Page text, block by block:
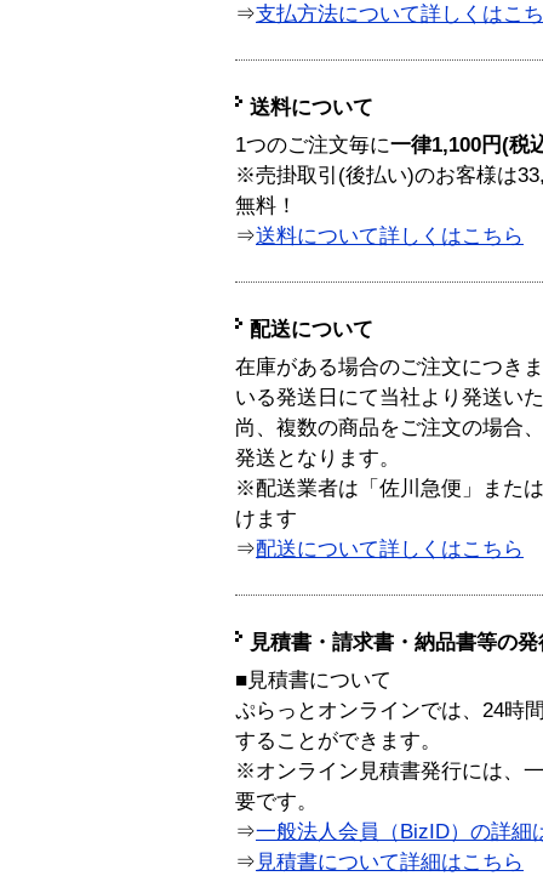
⇒支払方法について詳しくはこ
送料について
1つのご注文毎に一律1,100円(税
※売掛取引(後払い)のお客様は
無料！
⇒送料について詳しくはこちら
配送について
在庫がある場合のご注文につき
いる発送日にて当社より発送い
尚、複数の商品をご注文の場合
発送となります。
※配送業者は「佐川急便」また
けます
⇒配送について詳しくはこちら
見積書・請求書・納品書等の
■見積書について
ぷらっとオンラインでは、24時
することができます。
※オンライン見積書発行には、
要です。
⇒一般法人会員（BizID）の詳細
⇒ 見積書について詳細はこちら